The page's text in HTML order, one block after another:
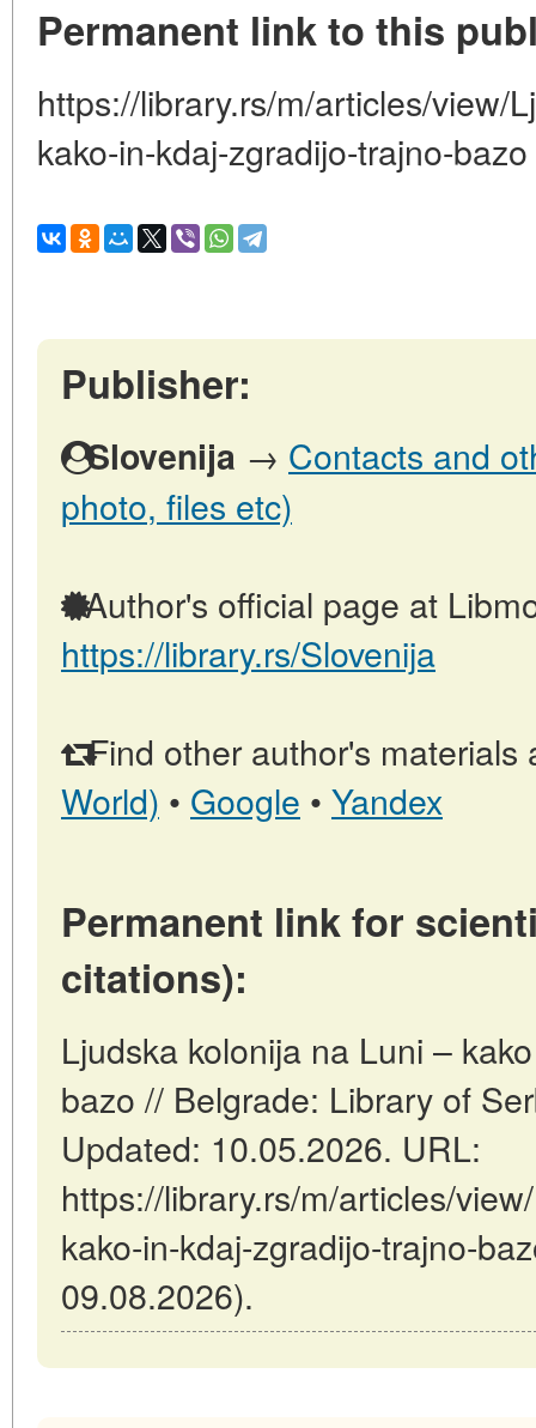
Permanent link to this
https://library.rs/m/articles/view/
kako-in-kdaj-zgradijo-trajno-bazo
Publisher:
Slovenija → Contacts and
photo, files etc)
Author's official page at
https://library.rs/Slovenija
Find other author's materials
World) • Google • Yandex
Permanent link for
citations):
Ljudska kolonija na Luni –
bazo // Belgrade: Library of
Updated: 10.05.2026. URL:
https://library.rs/m/articles/
kako-in-kdaj-zgradijo-trajno-
09.08.2026).